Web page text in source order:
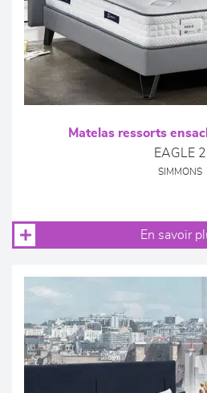
Matelas ressorts
EAGLE 2
SIMMONS
En savoir